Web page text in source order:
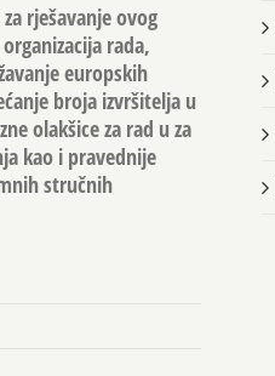
rješavanje ovog
rada,
europskih
broja izvršitelja u
olakšice za rad u za
kao i pravednije
stručnih